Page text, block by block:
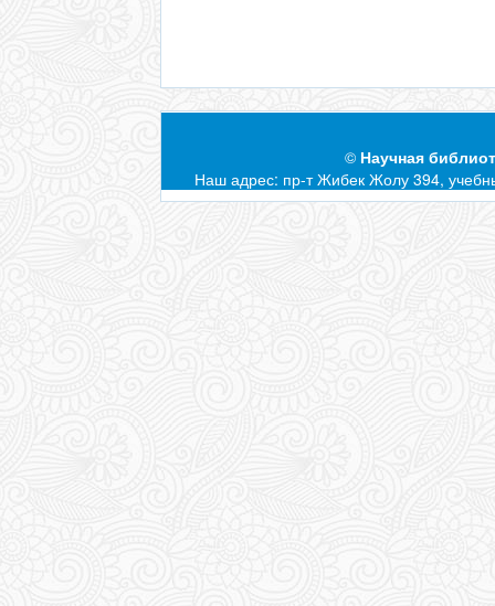
© Научная
Наш адрес: пр-т Жибек Жолу 394,